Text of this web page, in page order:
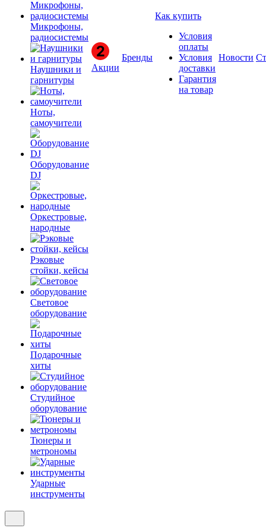
Микрофоны,
радиосистемы
Наушники и
гарнитуры
Ноты,
самоучители
Оборудование
DJ
Оркестровые,
народные
Рэковые
стойки, кейсы
Световое
оборудование
Подарочные
хиты
Студийное
оборудование
Тюнеры и
метрономы
Ударные
инструменты
Акции
Бренды
Как купить
Условия
оплаты
Условия
доставки
Гарантия
на товар
Новости